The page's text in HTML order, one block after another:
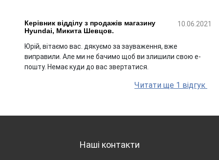
Керівник відділу з продажів магазину
Hyundai, Микита Шевцов.
10.06.2021
Юрій, вітаємо вас. дякуємо за зауваження, вже
виправили. Але ми не бачимо щоб ви злишили свою е-
пошту. Немає куди до вас звертатися.
Читати ще 1 відгук
Наші контакти